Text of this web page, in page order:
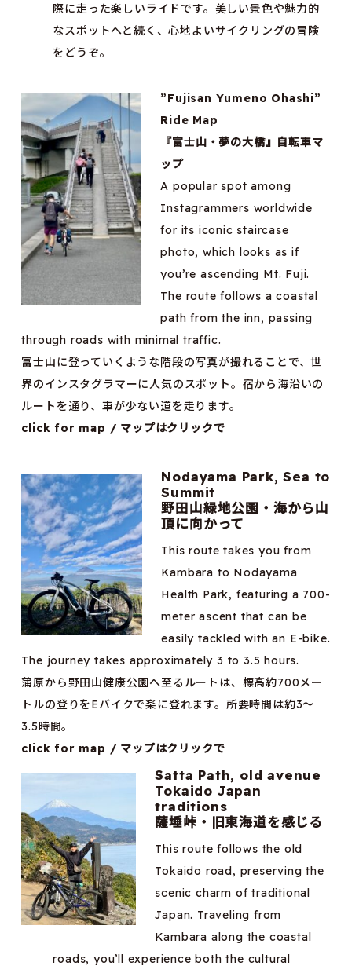
際に走った楽しいライドです。美しい景色や魅力的
なスポットへと続く、心地よいサイクリングの冒険
をどうぞ。
”Fujisan Yumeno Ohashi”
Ride Map
『富士山・夢の大橋』自転車マ
ップ
A popular spot among
Instagrammers worldwide
for its iconic staircase
photo, which looks as if
you’re ascending Mt. Fuji.
The route follows a coastal
path from the inn, passing
through roads with minimal traffic.
富士山に登っていくような階段の写真が撮れることで、世
界のインスタグラマーに人気のスポット。宿から海沿いの
ルートを通り、車が少ない道を走ります。
click for map / マップはクリックで
Nodayama Park, Sea to
Summit
野田山緑地公園・海から山
頂に向かって
This route takes you from
Kambara to Nodayama
Health Park, featuring a 700-
meter ascent that can be
easily tackled with an E-bike.
The journey takes approximately 3 to 3.5 hours.
蒲原から野田山健康公園へ至るルートは、標高約700メー
トルの登りをEバイクで楽に登れます。所要時間は約3～
3.5時間。
click for map / マップはクリックで
Satta Path, old avenue
Tokaido Japan
traditions
薩埵峠・旧東海道を感じる
This route follows the old
Tokaido road, preserving the
scenic charm of traditional
Japan. Traveling from
Kambara along the coastal
roads, you’ll experience both the cultural